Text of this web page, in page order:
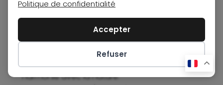
Politique de confidentialité
Accepter
Refuser
Préférences des cookies
Hôtels de luxe: parfaits pour ceux qui
recherchent le confort maximal avec des vues
Hébergements écologiques et lodges:
principalement dans les régions reculées comme
la Patagonie, ces options permettent de vivre en
harmonie avec la nature.